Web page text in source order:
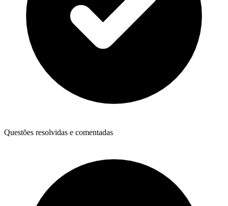
Questões resolvidas e comentadas